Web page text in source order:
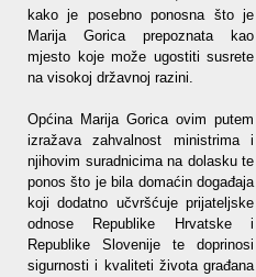
kako je posebno ponosna što je
Marija Gorica prepoznata kao
mjesto koje može ugostiti susrete
na visokoj državnoj razini.
Općina Marija Gorica ovim putem
izražava zahvalnost ministrima i
njihovim suradnicima na dolasku te
ponos što je bila domaćin događaja
koji dodatno učvršćuje prijateljske
odnose Republike Hrvatske i
Republike Slovenije te doprinosi
sigurnosti i kvaliteti života građana